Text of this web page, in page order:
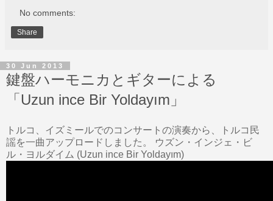
No comments:
Share
30 Jun 2013
鍵盤ハーモニカとギターによる
「Uzun ince Bir Yoldayım」
トルコ、イズミールでのコンサートの演奏から、トルコ民
謡を一曲アップロードしました。 ウズン・インジェ・ビ
ル・ヨルダイム (Uzun ince Bir Yoldayım)